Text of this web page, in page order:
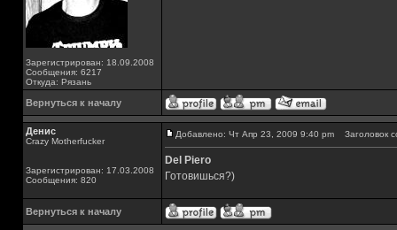
Зарегистрирован: 18.09.2008
Сообщения: 6217
Откуда: Рязань
Вернуться к началу
Денис
Crazy Motherfucker
Зарегистрирован: 17.03.2008
Сообщения: 820
Добавлено: Чт Апр 23, 2009 9:40 pm Заголовок
Del Piero
Готовишься?)
Вернуться к началу